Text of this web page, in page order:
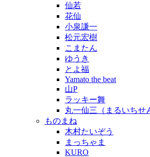
仙若
花仙
小泉謙一
松元宏樹
こまたん
ゆうき
とよ福
Yamato the beat
山P
ラッキー舞
丸一仙三（まるいちせ
ものまね
木村たいぞう
まっちゃま
KURO